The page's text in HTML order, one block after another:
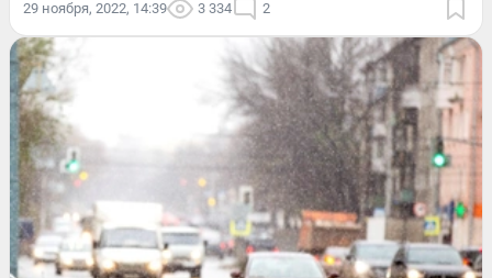
29 ноября, 2022, 14:39 3 334 2